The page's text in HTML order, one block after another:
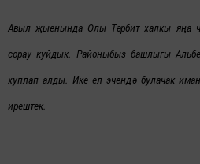
Авыл җыенында Олы Тәрбит халкы яңа
сорау куйдык. Районыбыз башлыгы
хуплап алды. Ике ел эчендә булачак
ирештек.